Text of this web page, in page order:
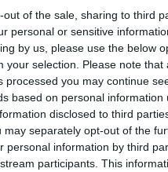
out of the sale, sharing to third
personal or sensitive
by us, please use the below
your selection. Please note that
processed you may continue
based on personal information
disclosed to third
may separately opt-out of the
personal information by third
participants. This